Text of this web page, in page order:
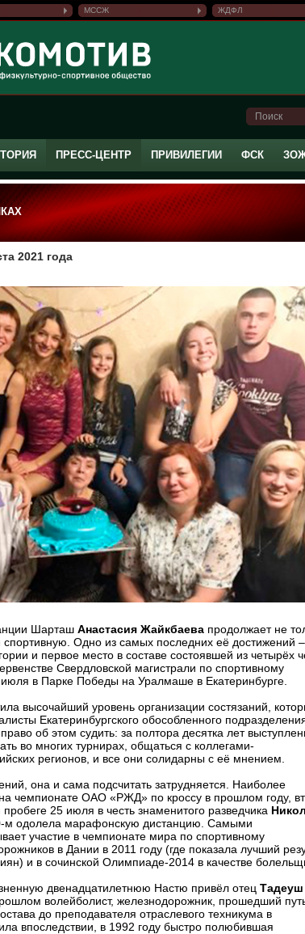
МССЖ ЖДФЛ
ПРЕСС-ЦЕНТР ПРИВИЛЕГИИ ФСК
2021 года
Шарташ Анастасия Жайкбаева продолжает не
Одно из самых последних её достижений
и первое место в составе состоявшей из четырёх
Свердловской магистрали по спортивному
в Парке Победы на Уралмаше в Екатеринбурге.
высочайший уровень организации состязаний,
Екатеринбургского обособленного
об этом судить: за полтора десятка лет
во многих турнирах, общаться с коллегами-
регионов, и все они солидарны с её мнением.
она и сама подсчитать затрудняется. Наиболее
чемпионате ОАО «РЖД» по кроссу в прошлом году,
25 июля в честь знаменитого разведчика
м одолела марафонскую дистанцию. Самыми
участие в чемпионате мира по спортивному
в Дании в 2011 году (где показала лучший
и в сочинской Олимпиаде-2014 в качестве
двенадцатилетнюю Настю привёл отец Тадеуш
волейболист, железнодорожник, прошедший
до преподавателя отраслевого техникума в
впоследствии, в 1992 году быстро полюбившая